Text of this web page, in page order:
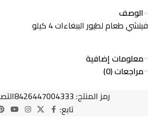
الوصف
فينشي طعام لطيور الببغاءات 4 كيلو
معلومات إضافية
مراجعات (0)
رمز المنتج: 8426447004333
تابع: